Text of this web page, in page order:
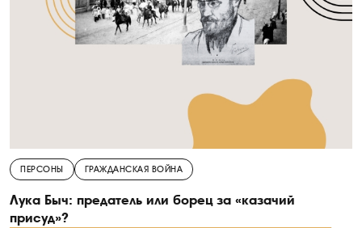
ПЕРСОНЫ ГРАЖДАНСКАЯ ВОЙНА
Лука Быч: предатель или борец за «казачий
присуд»?